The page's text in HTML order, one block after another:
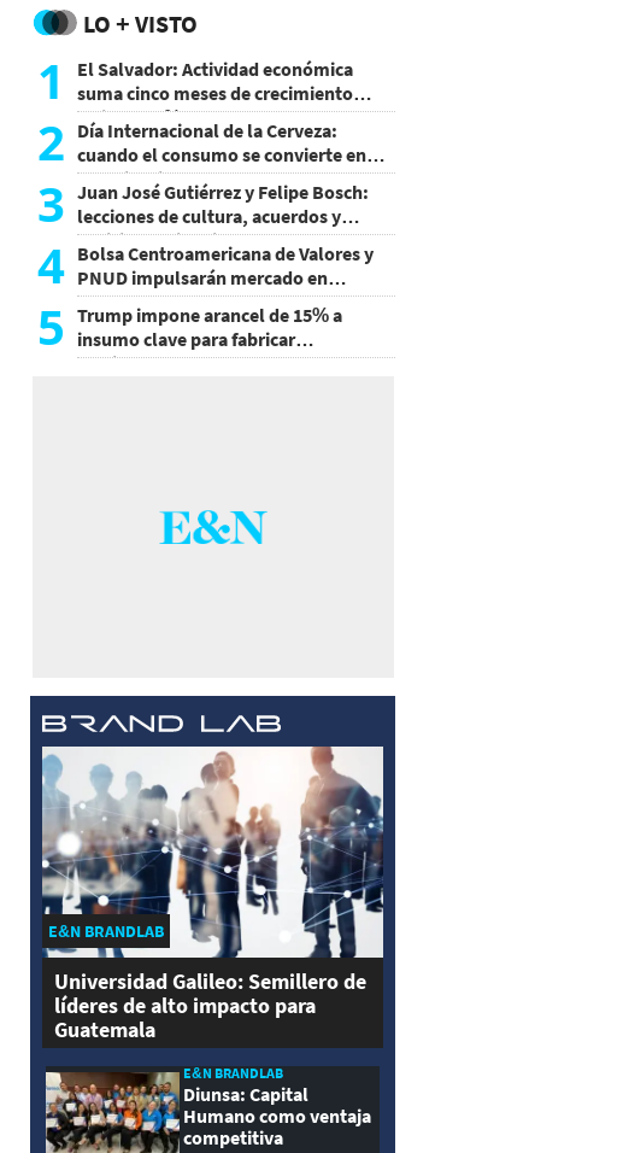
LO + VISTO
1
El Salvador: Actividad económica
suma cinco meses de crecimiento
arriba de 4%
2 Día Internacional de la Cerveza:
cuando el consumo se convierte en
experiencia
3 Juan José Gutiérrez y Felipe Bosch:
lecciones de cultura, acuerdos y
decisiones sin miedo
4 Bolsa Centroamericana de Valores y
PNUD impulsarán mercado en
Honduras
5
Trump impone arancel de 15% a
insumo clave para fabricar
semiconductores y paneles
E&N BRANDLAB
Universidad Galileo: Semillero de
líderes de alto impacto para
Guatemala
E&N BRANDLAB
Diunsa: Capital
Humano como ventaja
competitiva